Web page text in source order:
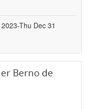
Thu Dec 31
Berno de